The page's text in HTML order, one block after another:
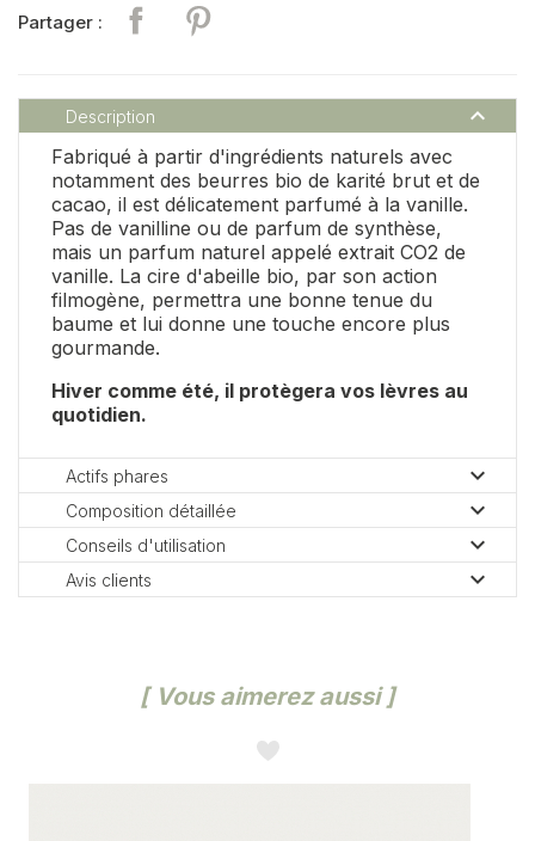
Partager :
Partager
Description 
Fabriqué à partir d'ingrédients naturels avec
notamment des beurres bio de karité brut et de
cacao, il est délicatement parfumé à la vanille.
Pas de vanilline ou de parfum de synthèse,
mais un parfum naturel appelé extrait CO2 de
vanille. La cire d'abeille bio, par son action
filmogène, permettra une bonne tenue du
baume et lui donne une touche encore plus
gourmande.
Hiver comme été, il protègera vos lèvres au
quotidien.
Actifs phares 
Composition détaillée 
Conseils d'utilisation 
Avis clients 
Vous aimerez aussi